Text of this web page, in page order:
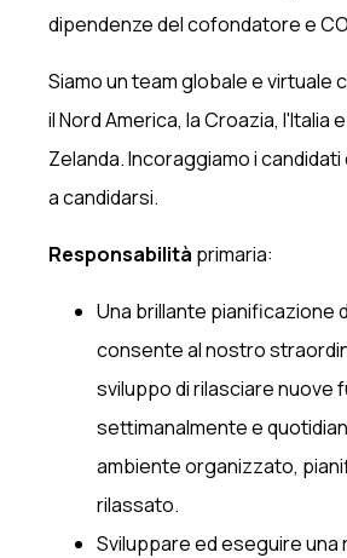
dipendenze del cofondatore e
Siamo un team globale e virtuale
il Nord America, la Croazia, l'Italia
Zelanda. Incoraggiamo i
a candidarsi.
‍Responsabilità primaria:
Una brillante pianificazione
consente al nostro
sviluppo di rilasciare nuove
settimanalmente e
ambiente organizzato,
rilassato.
Sviluppare ed eseguire una